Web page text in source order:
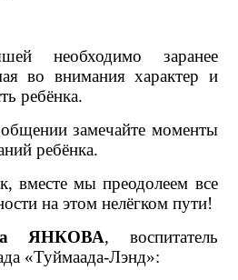
необходимо заранее
во внимания характер и
ребёнка.
замечайте моменты
ребёнка.
вместе мы преодолеем все
на этом нелёгком пути!
ЯНКОВА, воспитатель
«Туймаада-Лэнд»: